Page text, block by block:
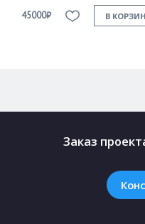
45000₽ В
Заказ